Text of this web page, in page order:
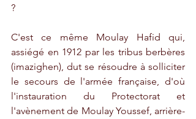
?
C'est ce même Moulay Hafid qui,
assiégé en 1912 par les tribus berbères
(imazighen), dut se résoudre à solliciter
le secours de l'armée française, d'où
l'instauration du Protectorat et
l'avènement de Moulay Youssef, arrière-